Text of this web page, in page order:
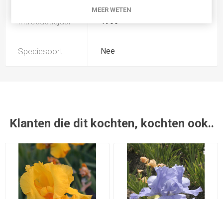
Introductiejaar 1966
Speciesoort Nee
Klanten die dit kochten, kochten ook..
MEER WETEN